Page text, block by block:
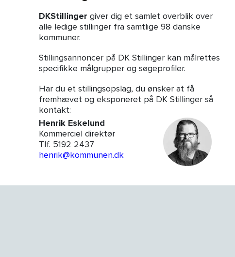
DKStillinger giver dig et samlet overblik over
alle ledige stillinger fra samtlige 98 danske
kommuner.
Stillingsannoncer på DK Stillinger kan målrettes
specifikke målgrupper og søgeprofiler.
Har du et stillingsopslag, du ønsker at få
fremhævet og eksponeret på DK Stillinger så
kontakt:
Henrik Eskelund
Kommerciel direktør
Tlf. 5192 2437
henrik@kommunen.dk